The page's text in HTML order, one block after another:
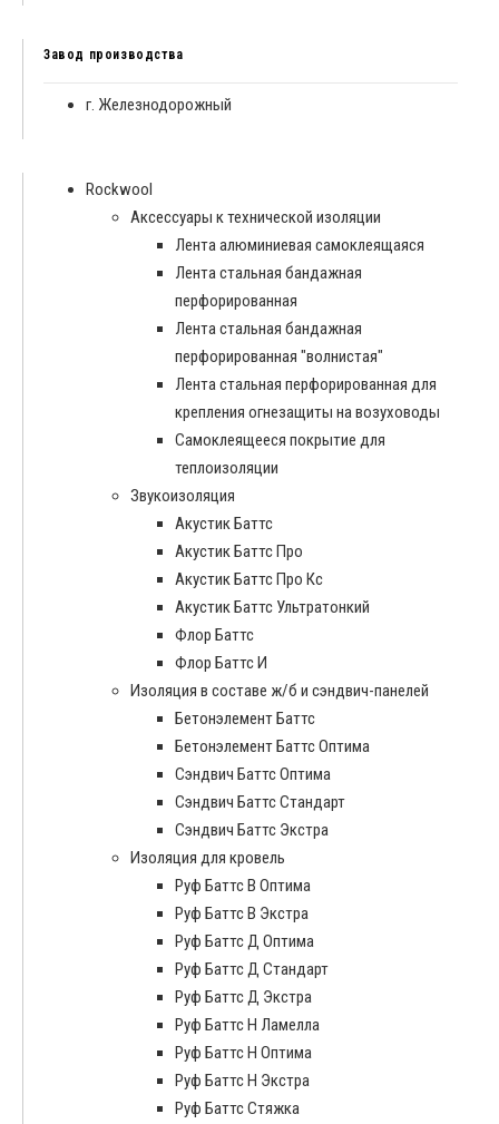
Завод производства
г. Железнодорожный
Rockwool
Аксессуары к технической изоляции
Лента алюминиевая самоклеящаяся
Лента стальная бандажная
перфорированная
Лента стальная бандажная
перфорированная "волнистая"
Лента стальная перфорированная для
крепления огнезащиты на возуховоды
Самоклеящееся покрытие для
теплоизоляции
Звукоизоляция
Акустик Баттс
Акустик Баттс Про
Акустик Баттс Про Кс
Акустик Баттс Ультратонкий
Флор Баттс
Флор Баттс И
Изоляция в составе ж/б и сэндвич-панелей
Бетонэлемент Баттс
Бетонэлемент Баттс Оптима
Сэндвич Баттс Оптима
Сэндвич Баттс Стандарт
Сэндвич Баттс Экстра
Изоляция для кровель
Руф Баттс В Оптима
Руф Баттс В Экстра
Руф Баттс Д Оптима
Руф Баттс Д Стандарт
Руф Баттс Д Экстра
Руф Баттс Н Ламелла
Руф Баттс Н Оптима
Руф Баттс Н Экстра
Руф Баттс Стяжка